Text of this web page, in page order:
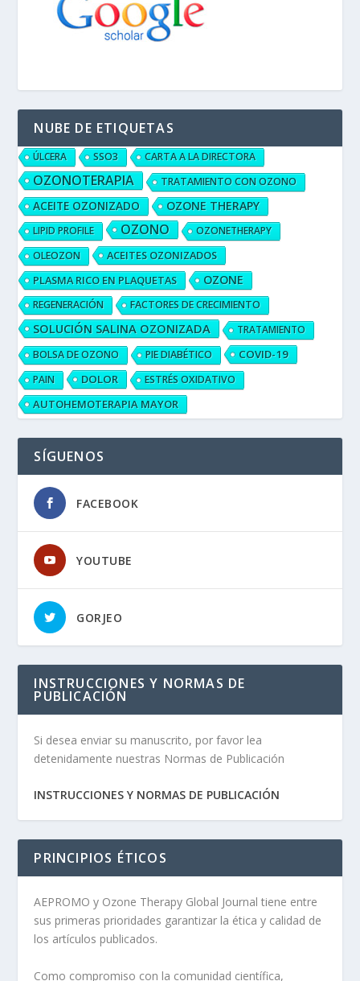
NUBE DE ETIQUETAS
ÚLCERA SSO3 CARTA A LA DIRECTORA
OZONOTERAPIA TRATAMIENTO CON OZONO
ACEITE OZONIZADO OZONE THERAPY
LIPID PROFILE OZONO
OZONETHERAPY
OLEOZON
ACEITES OZONIZADOS
PLASMA RICO EN PLAQUETAS
OZONE
REGENERACIÓN FACTORES DE CRECIMIENTO
SOLUCIÓN SALINA OZONIZADA
TRATAMIENTO
BOLSA DE OZONO
PIE DIABÉTICO COVID-19
PAIN DOLOR ESTRÉS OXIDATIVO
AUTOHEMOTERAPIA MAYOR
SÍGUENOS
FACEBOOK
YOUTUBE
GORJEO
INSTRUCCIONES Y NORMAS DE
PUBLICACIÓN
Si desea enviar su manuscrito, por favor lea
detenidamente nuestras Normas de Publicación
INSTRUCCIONES Y NORMAS DE PUBLICACIÓN
PRINCIPIOS ÉTICOS
AEPROMO y Ozone Therapy Global Journal tiene entre
sus primeras prioridades garantizar la ética y calidad de
los artículos publicados.
Como compromiso con la comunidad científica,